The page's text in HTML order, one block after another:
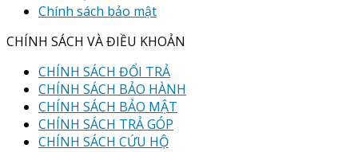
Chính sách bảo mật
CHÍNH SÁCH VÀ ĐIỀU KHOẢN
CHÍNH SÁCH ĐỔI TRẢ
CHÍNH SÁCH BẢO HÀNH
CHÍNH SÁCH BẢO MẬT
CHÍNH SÁCH TRẢ GÓP
CHÍNH SÁCH CỨU HỘ